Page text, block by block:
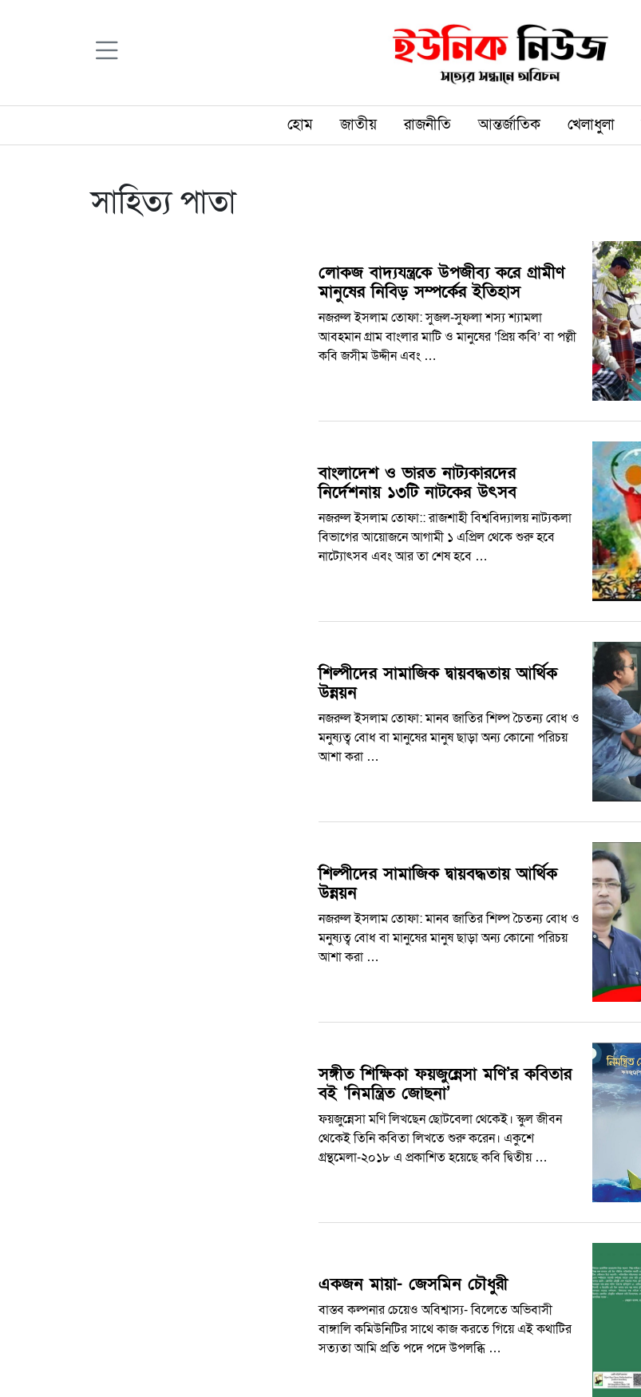
হোম জাতীয় রাজনীতি আন্তর্জাতিক খেলাধুলা
সাহিত্য পাতা
লোকজ বাদ্যযন্ত্রকে উপজীব্য করে গ্রামীণ
মানুষের নিবিড় সম্পর্কের ইতিহাস
নজরুল ইসলাম তোফা: সুজল-সুফলা শস্য শ্যামলা
আবহমান গ্রাম বাংলার মাটি ও মানুষের ‘প্রিয় কবি’ বা পল্লী
কবি জসীম উদ্দীন এবং …
বাংলাদেশ ও ভারত নাট্যকারদের
নির্দেশনায় ১৩টি নাটকের উৎসব
নজরুল ইসলাম তোফা:: রাজশাহী বিশ্ববিদ্যালয় নাট্যকলা
বিভাগের আয়োজনে আগামী ১ এপ্রিল থেকে শুরু হবে
নাট্যোৎসব এবং আর তা শেষ হবে …
শিল্পীদের সামাজিক দ্বায়বদ্ধতায় আর্থিক
উন্নয়ন
নজরুল ইসলাম তোফা: মানব জাতির শিল্প চৈতন্য বোধ ও
মনুষ্যত্ব বোধ বা মানুষের মানুষ ছাড়া অন্য কোনো পরিচয়
আশা করা …
শিল্পীদের সামাজিক দ্বায়বদ্ধতায় আর্থিক
উন্নয়ন
নজরুল ইসলাম তোফা: মানব জাতির শিল্প চৈতন্য বোধ ও
মনুষ্যত্ব বোধ বা মানুষের মানুষ ছাড়া অন্য কোনো পরিচয়
আশা করা …
সঙ্গীত শিক্ষিকা ফয়জুন্নেসা মণি’র কবিতার
বই ‘নিমন্ত্রিত জোছনা’
ফয়জুন্নেসা মণি লিখছেন ছোটবেলা থেকেই। স্কুল জীবন
থেকেই তিনি কবিতা লিখতে শুরু করেন। একুশে
গ্রন্থমেলা-২০১৮ এ প্রকাশিত হয়েছে কবি দ্বিতীয় …
একজন মায়া- জেসমিন চৌধুরী
বাস্তব কল্পনার চেয়েও অবিশ্বাস্য- বিলেতে অভিবাসী
বাঙ্গালি কমিউনিটির সাথে কাজ করতে গিয়ে এই কথাটির
সত্যতা আমি প্রতি পদে পদে উপলব্ধি …